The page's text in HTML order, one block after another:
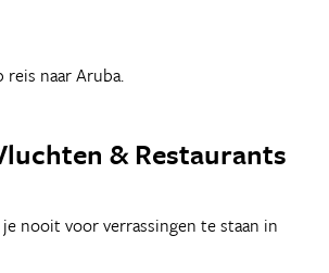
reis naar Aruba.
& Restaurants
nooit voor verrassingen te staan in